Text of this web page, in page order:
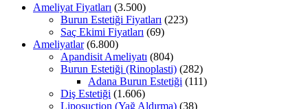
Ameliyat Fiyatları (3.500)
Burun Estetiği Fiyatları (223)
Saç Ekimi Fiyatları (69)
Ameliyatlar(6.800)
Apandisit Ameliyatı (804)
Burun Estetiği (Rinoplasti) (282)
Adana Burun Estetiği (111)
Diş Estetiği (1.606)
Liposuction (Yağ Aldırma) (38)